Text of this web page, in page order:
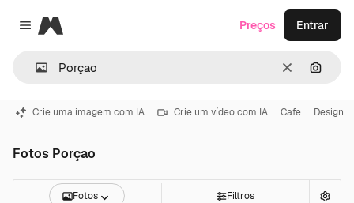
Close menu
Magnific
Limpar
Preços Entrar
Crie uma imagem com IA Crie um vídeo com IA Cafe Design
Fotos Porçao
Fotos Filtros